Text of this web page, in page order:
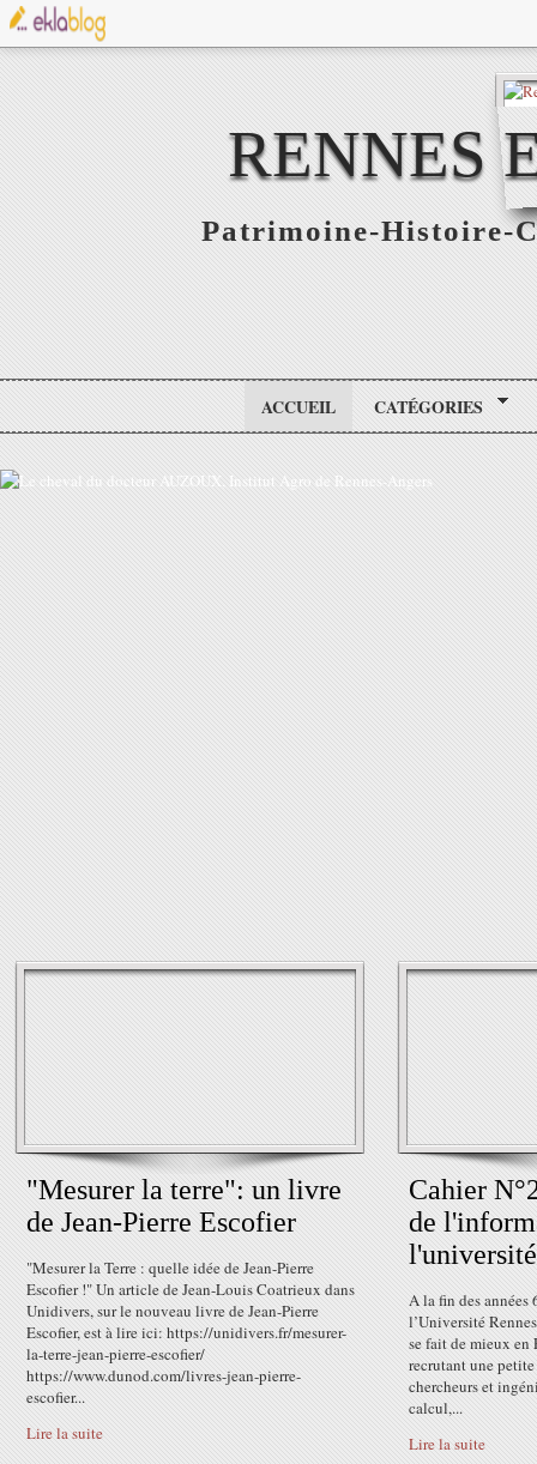
RENNES
Patrimoine-Histoire-
ACCUEIL CATÉGORIES
"Mesurer la terre": un livre
de Jean-Pierre Escofier
"Mesurer la Terre : quelle idée de Jean-Pierre
Escofier !" Un article de Jean-Louis Coatrieux dans
Unidivers, sur le nouveau livre de Jean-Pierre
Escofier, est à lire ici: https://unidivers.fr/mesurer-
la-terre-jean-pierre-escofier/
https://www.dunod.com/livres-jean-pierre-
escofier...
Lire la suite
Cahier
de
A la fin des années
l’Université
se fait de mieux en
recrutant une
chercheurs et
calcul,...
Lire la suite